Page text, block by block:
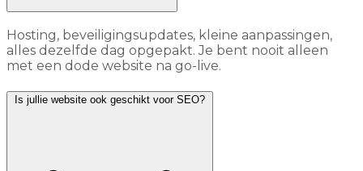
Hosting, beveiligingsupdates, kleine aanpassingen,
alles dezelfde dag opgepakt. Je bent nooit alleen
met een dode website na go-live.
Is jullie website ook geschikt voor SEO?